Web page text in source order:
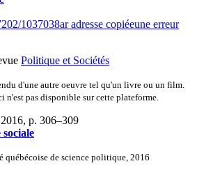
1037038aradresse copiéeune erreur
Politique et Sociétés
d'une autre oeuvre tel qu'un livre ou un film.
pas disponible sur cette plateforme.
, p. 306–309
québécoise de science politique, 2016